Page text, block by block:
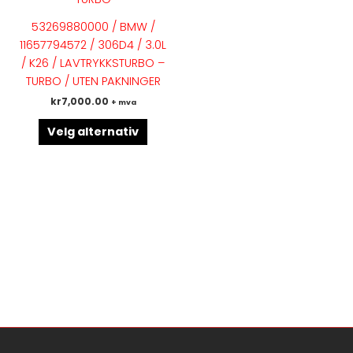
53269880000 / BMW /
11657794572 / 306D4 / 3.0L
/ K26 / LAVTRYKKSTURBO –
TURBO / UTEN PAKNINGER
kr7,000.00 + mva
Velg alternativ
varianter.
Alternativene
kan
velges
på